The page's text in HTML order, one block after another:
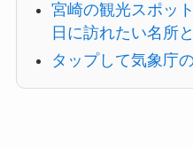
宮崎の観光スポッ
日に訪れたい名所
タップして気象庁